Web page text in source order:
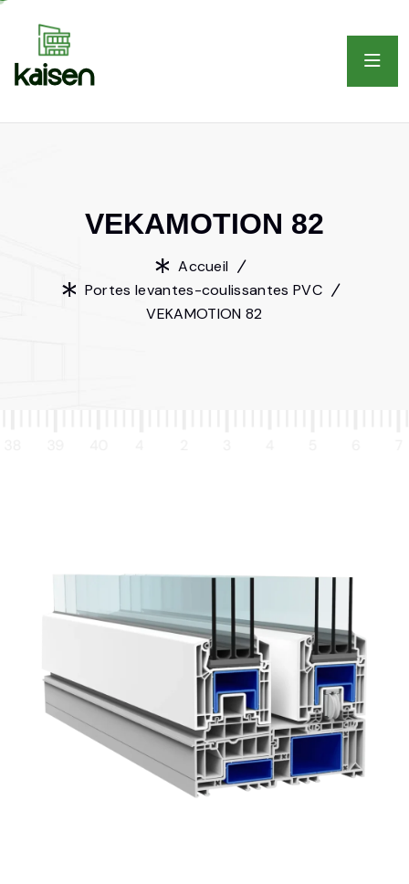
VEKAMOTION 82
Accueil
Portes levantes-coulissantes PVC
VEKAMOTION 82